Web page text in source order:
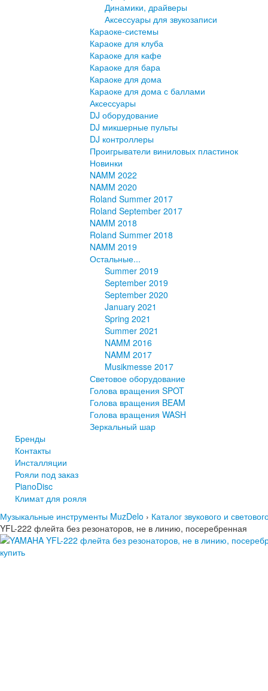
Динамики, драйверы
Аксессуары для звукозаписи
Караоке-системы
Караоке для клуба
Караоке для кафе
Караоке для бара
Караоке для дома
Караоке для дома с баллами
Аксессуары
DJ оборудование
DJ микшерные пульты
DJ контроллеры
Проигрыватели виниловых пластинок
Новинки
NAMM 2022
NAMM 2020
Roland Summer 2017
Roland September 2017
NAMM 2018
Roland Summer 2018
NAMM 2019
Остальные...
Summer 2019
September 2019
September 2020
January 2021
Spring 2021
Summer 2021
NAMM 2016
NAMM 2017
Musikmesse 2017
Световое оборудование
Голова вращения SPOT
Голова вращения BEAM
Голова вращения WASH
Зеркальный шар
Бренды
Контакты
Инсталляции
Рояли под заказ
PianoDisc
Климат для рояля
Музыкальные инструменты MuzDelo › Каталог звукового и
YFL-222 флейта без резонаторов, не в линию, посеребренная